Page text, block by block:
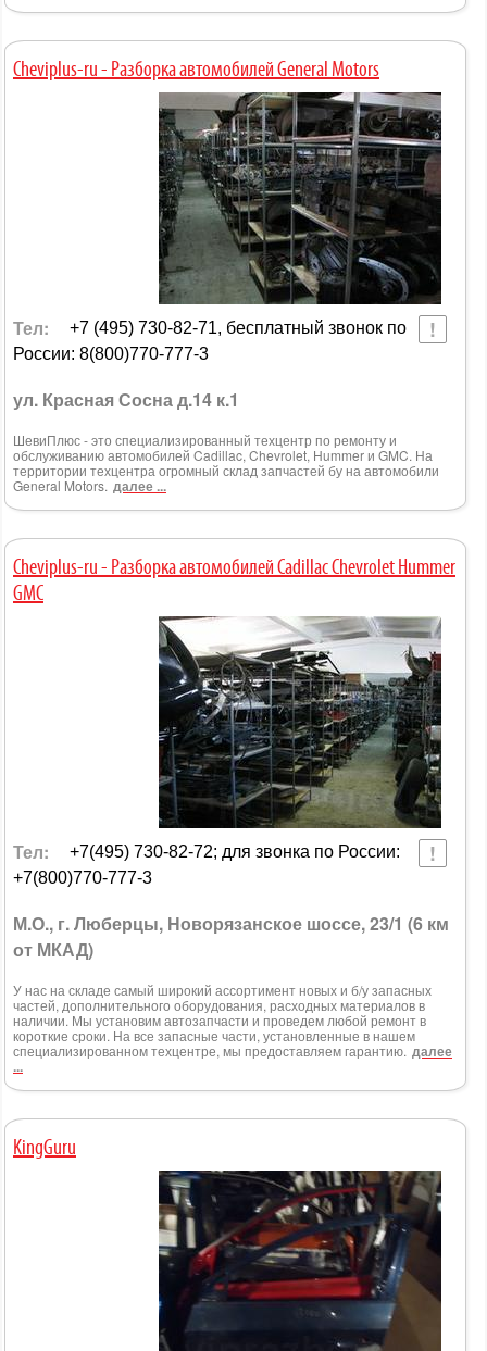
Cheviplus-ru - Разборка автомобилей General Motors
Тел:
+7 (495) 730-82-71, бесплатный звонок по
России: 8(800)770-777-3
ул. Красная Сосна д.14 к.1
ШевиПлюс - это специализированный техцентр по ремонту и
обслуживанию автомобилей Cadillac, Chevrolet, Hummer и GMC. На
территории техцентра огромный склад запчастей бу на автомобили
General Motors. далее ...
Cheviplus-ru - Разборка автомобилей Cadillac Chevrolet Hummer
GMC
Тел:
+7(495) 730-82-72; для звонка по России:
+7(800)770-777-3
М.О., г. Люберцы, Новорязанское шоссе, 23/1 (6 км
от МКАД)
У нас на складе самый широкий ассортимент новых и б/у запасных
частей, дополнительного оборудования, расходных материалов в
наличии. Мы установим автозапчасти и проведем любой ремонт в
короткие сроки. На все запасные части, установленные в нашем
специализированном техцентре, мы предоставляем гарантию. далее
...
KingGuru